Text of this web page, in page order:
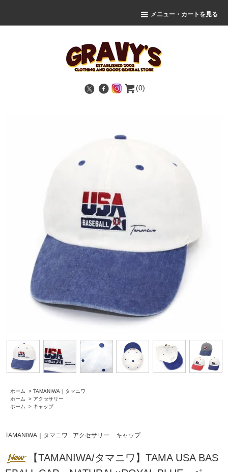
メニュー・カートを見る
(0)
ホーム > TAMANIWA｜タマニワ
ホーム
> アクセサリー
ホーム
> キャップ
TAMANIWA｜タマニワ アクセサリー キャップ
【TAMANIWA/タマニワ】TAMA USA BAS